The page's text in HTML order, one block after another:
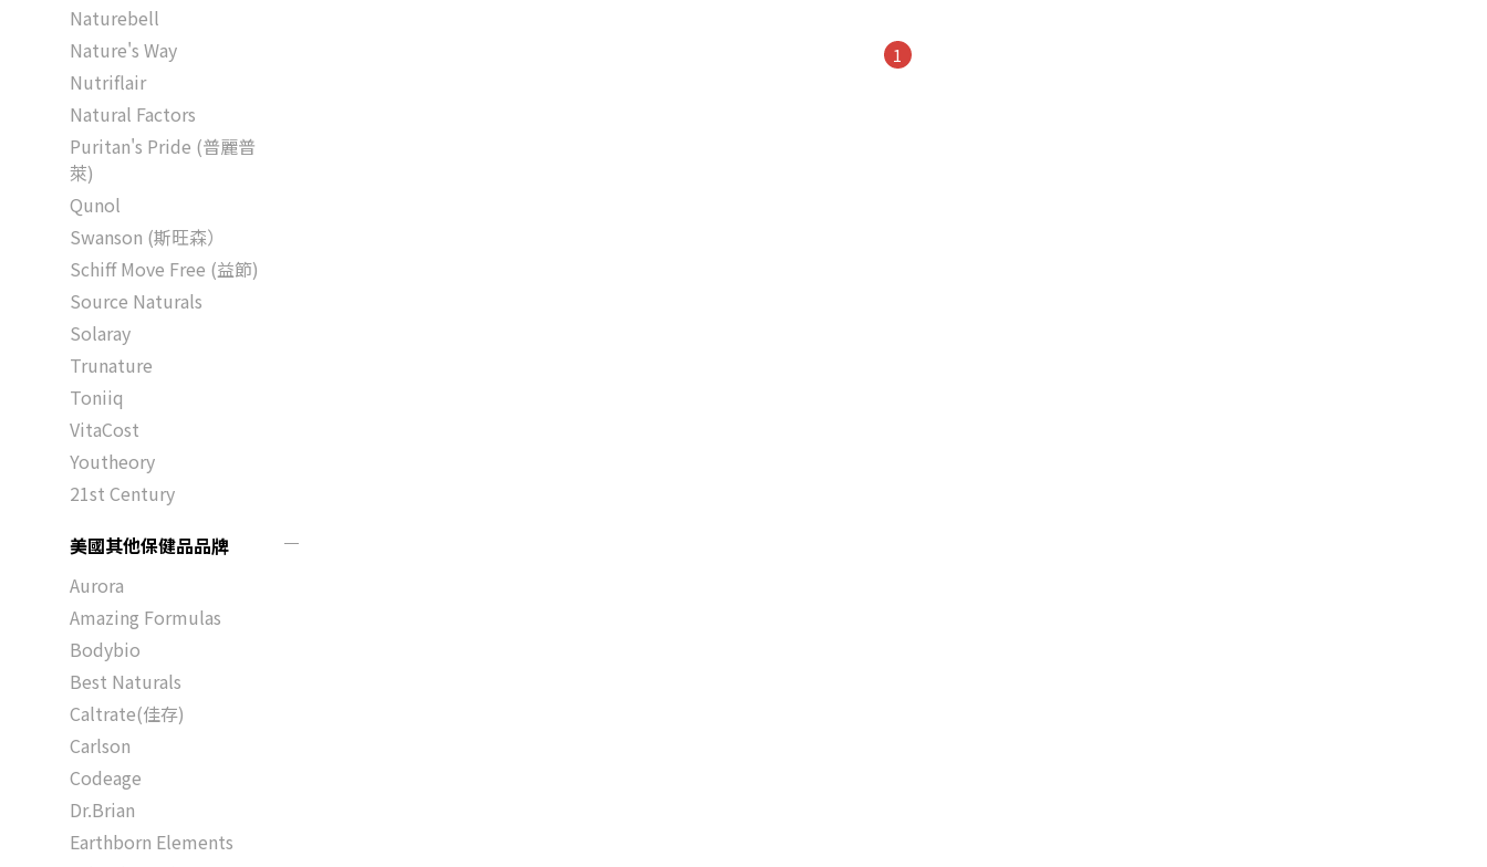
Naturebell
Nature's Way
Nutriflair
Natural Factors
Puritan's Pride (普麗普
萊)
Qunol
Swanson (斯旺森）
Schiff Move Free (益節)
Source Naturals
Solaray
Trunature
Toniiq
VitaCost
Youtheory
21st Century
美國其他保健品品牌
Aurora
Amazing Formulas
Bodybio
Best Naturals
Caltrate(佳存)
Carlson
Codeage
Dr.Brian
Earthborn Elements
1